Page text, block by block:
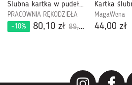
Ślubna kartka w pudełku 956
PRACOWNIA RĘKODZIEŁA
-10%
80,10 zł 89,00 zł
MagaWena
44,00 zł